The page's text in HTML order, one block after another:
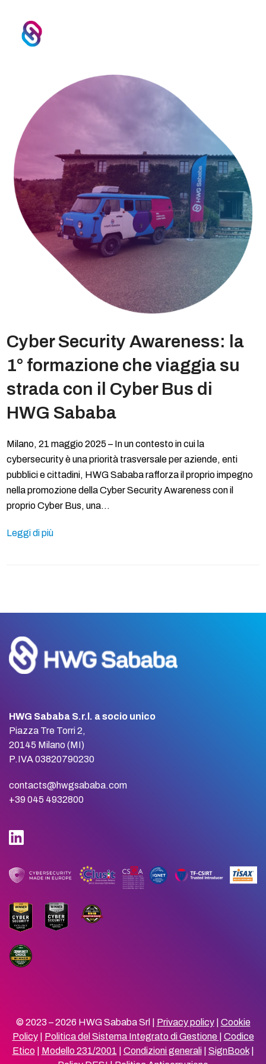
Cyber Security Awareness: la
1° formazione che viaggia su
strada con il Cyber Bus di
HWG Sababa
Milano, 21 maggio 2025 – In un contesto in cui la
cybersecurity è una priorità trasversale per aziende, enti
pubblici e cittadini, HWG Sababa rafforza il proprio impegno
nella promozione della Cyber Security Awareness con il
proprio Cyber Bus, una…
Leggi di più
HWG Sababa S.r.l. a socio unico
Piazza Tre Torri 2,
20145 Milano (MI)
P.IVA 03820790230
contacts@hwgsababa.com
+39 045 4932800
© 2023 – 2026 HWG Sababa Srl | Privacy policy| Cookie
Policy| Politica del Sistema Integrato di Gestione
Codice
Etico| Modello 231/2001 Condizioni generali| SignBook|